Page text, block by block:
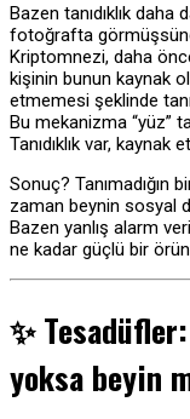
Bazen tanıdıklık
fotoğrafta
Kriptomnezi, daha
kişinin bunun kaynak
etmemesi şeklinde
Bu mekanizma “yüz”
Tanıdıklık var, kaynak
Sonuç? Tanımadığın
zaman beynin sosyal
Bazen yanlış alarm
ne kadar güçlü bir
✨
yoksa beyin